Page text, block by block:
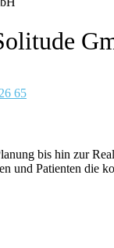
65
bis hin zur
und Patienten die